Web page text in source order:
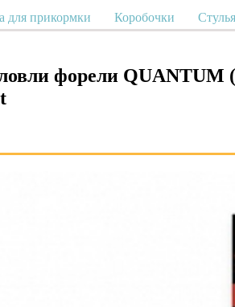
для прикормки
Коробочки
форели QUANTUM